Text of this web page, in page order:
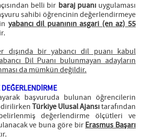
belli bir baraj puanıuygulaması
sahibi öğrencinin değerlendirmeye
yabancı dil puanının asgari (en az) 55
dışında bir yabancı dil puanı kabul
Dil Puanı bulunmayan adayların
da mümkün değildir.
başvuruda bulunan öğrencilerin
Türkiye Ulusal Ajansıtarafından
değerlendirme ölçütleri ve
ve buna göre birErasmus Başarı